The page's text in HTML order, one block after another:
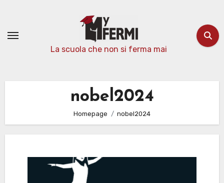
contenuto
La scuola che non si ferma mai
nobel2024
Homepage nobel2024